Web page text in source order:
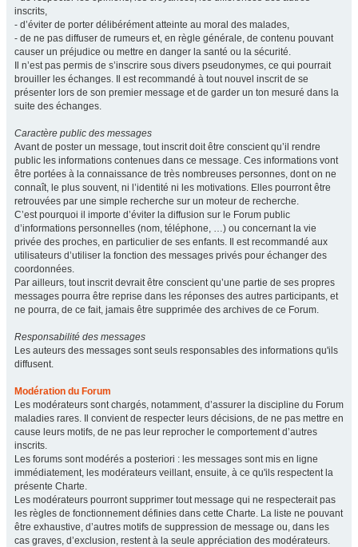
inscrits,
- d’éviter de porter délibérément atteinte au moral des malades,
- de ne pas diffuser de rumeurs et, en règle générale, de contenu pouvant
causer un préjudice ou mettre en danger la santé ou la sécurité.
Il n’est pas permis de s’inscrire sous divers pseudonymes, ce qui pourrait
brouiller les échanges. Il est recommandé à tout nouvel inscrit de se
présenter lors de son premier message et de garder un ton mesuré dans la
suite des échanges.
Caractère public des messages
Avant de poster un message, tout inscrit doit être conscient qu’il rendre
public les informations contenues dans ce message. Ces informations vont
être portées à la connaissance de très nombreuses personnes, dont on ne
connaît, le plus souvent, ni l’identité ni les motivations. Elles pourront être
retrouvées par une simple recherche sur un moteur de recherche.
C’est pourquoi il importe d’éviter la diffusion sur le Forum public
d’informations personnelles (nom, téléphone, …) ou concernant la vie
privée des proches, en particulier de ses enfants. Il est recommandé aux
utilisateurs d’utiliser la fonction des messages privés pour échanger des
coordonnées.
Par ailleurs, tout inscrit devrait être conscient qu’une partie de ses propres
messages pourra être reprise dans les réponses des autres participants, et
ne pourra, de ce fait, jamais être supprimée des archives de ce Forum.
Responsabilité des messages
Les auteurs des messages sont seuls responsables des informations qu'ils
diffusent.
Modération du Forum
Les modérateurs sont chargés, notamment, d’assurer la discipline du Forum
maladies rares. Il convient de respecter leurs décisions, de ne pas mettre en
cause leurs motifs, de ne pas leur reprocher le comportement d’autres
inscrits.
Les forums sont modérés a posteriori : les messages sont mis en ligne
immédiatement, les modérateurs veillant, ensuite, à ce qu'ils respectent la
présente Charte.
Les modérateurs pourront supprimer tout message qui ne respecterait pas
les règles de fonctionnement définies dans cette Charte. La liste ne pouvant
être exhaustive, d’autres motifs de suppression de message ou, dans les
cas graves, d’exclusion, restent à la seule appréciation des modérateurs.